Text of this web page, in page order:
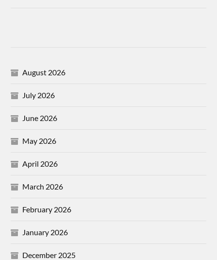
August 2026
July 2026
June 2026
May 2026
April 2026
March 2026
February 2026
January 2026
December 2025